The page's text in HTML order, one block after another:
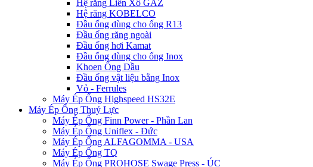
Hệ răng Liên Xô GAZ
Hệ răng KOBELCO
Đầu ống dùng cho ống R13
Đầu ống răng ngoài
Đầu ống hơi Kamat
Đầu ống dùng cho ống Inox
Khoen Ống Dầu
Đầu ống vật liệu bằng Inox
Vỏ - Ferrules
Máy Ép Ống Highspeed HS32E
Máy Ép Ống Thuỷ Lực
Máy Ép Ống Finn Power - Phần Lan
Máy Ép Ống Uniflex - Đức
Máy Ép Ống ALFAGOMMA - USA
Máy Ép Ống TQ
Máy Ép Ống PROHOSE Swage Press - ÚC